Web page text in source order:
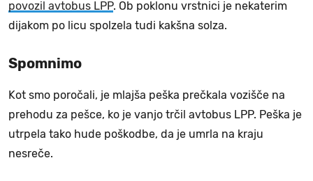
povozil avtobus LPP. Ob poklonu vrstnici je nekaterim
dijakom po licu spolzela tudi kakšna solza.
Spomnimo
Kot smo poročali, je mlajša peška prečkala vozišče na
prehodu za pešce, ko je vanjo trčil avtobus LPP. Peška je
utrpela tako hude poškodbe, da je umrla na kraju
nesreče.